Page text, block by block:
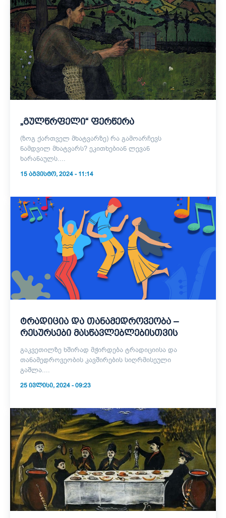
„გულწრფელი“ ფერწერა
(ზოგ ქართველ მხატვარზე) რა გამოარჩევს
ნამდვილ მხატვარს? ეკითხებიან ლევან
ხარანაულს....
15 ᲐᲒᲕᲘᲡᲢᲝ, 2024 - 11:14
ტრადიცია და თანამედროვეობა –
რესურსები მასწავლებლებისთვის
გაკვეთილზე ხშირად მჭირდება ტრადიციისა და
თანამედროვეობის კავშირების სიღრმისეული
გაშლა....
25 ᲘᲕᲚᲘᲡᲘ, 2024 - 09:23